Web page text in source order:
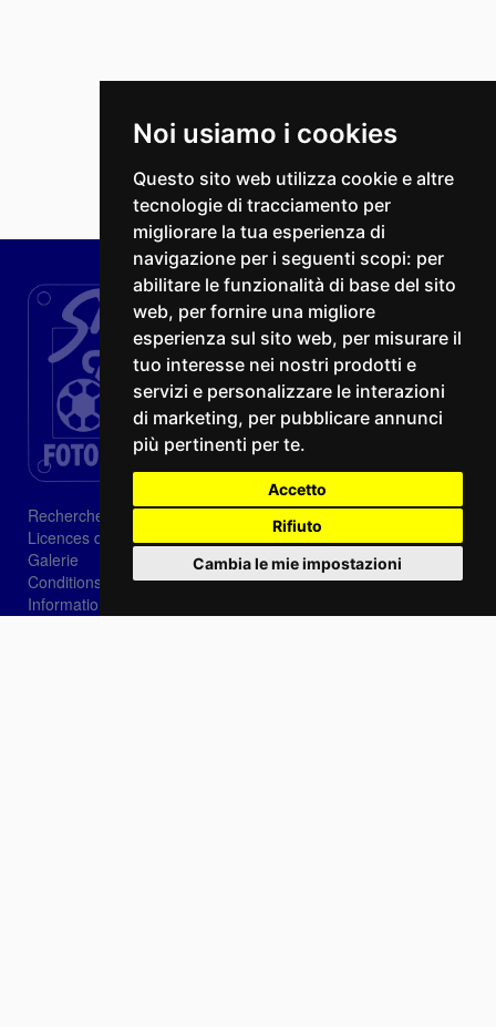
Noi usiamo i cookies
Questo sito web utilizza cookie e altre
tecnologie di tracciamento per
migliorare la tua esperienza di
navigazione per i seguenti scopi: per
abilitare le funzionalità di base del sito
web, per fornire una migliore
esperienza sul sito web, per misurare il
tuo interesse nei nostri prodotti e
servizi e personalizzare le interazioni
di marketing, per pubblicare annunci
più pertinenti per te.
Accetto
Rifiuto
Cambia le mie impostazioni
Recherche
Licences d'image
Galerie
Conditions de vente
Informations sur les cookies